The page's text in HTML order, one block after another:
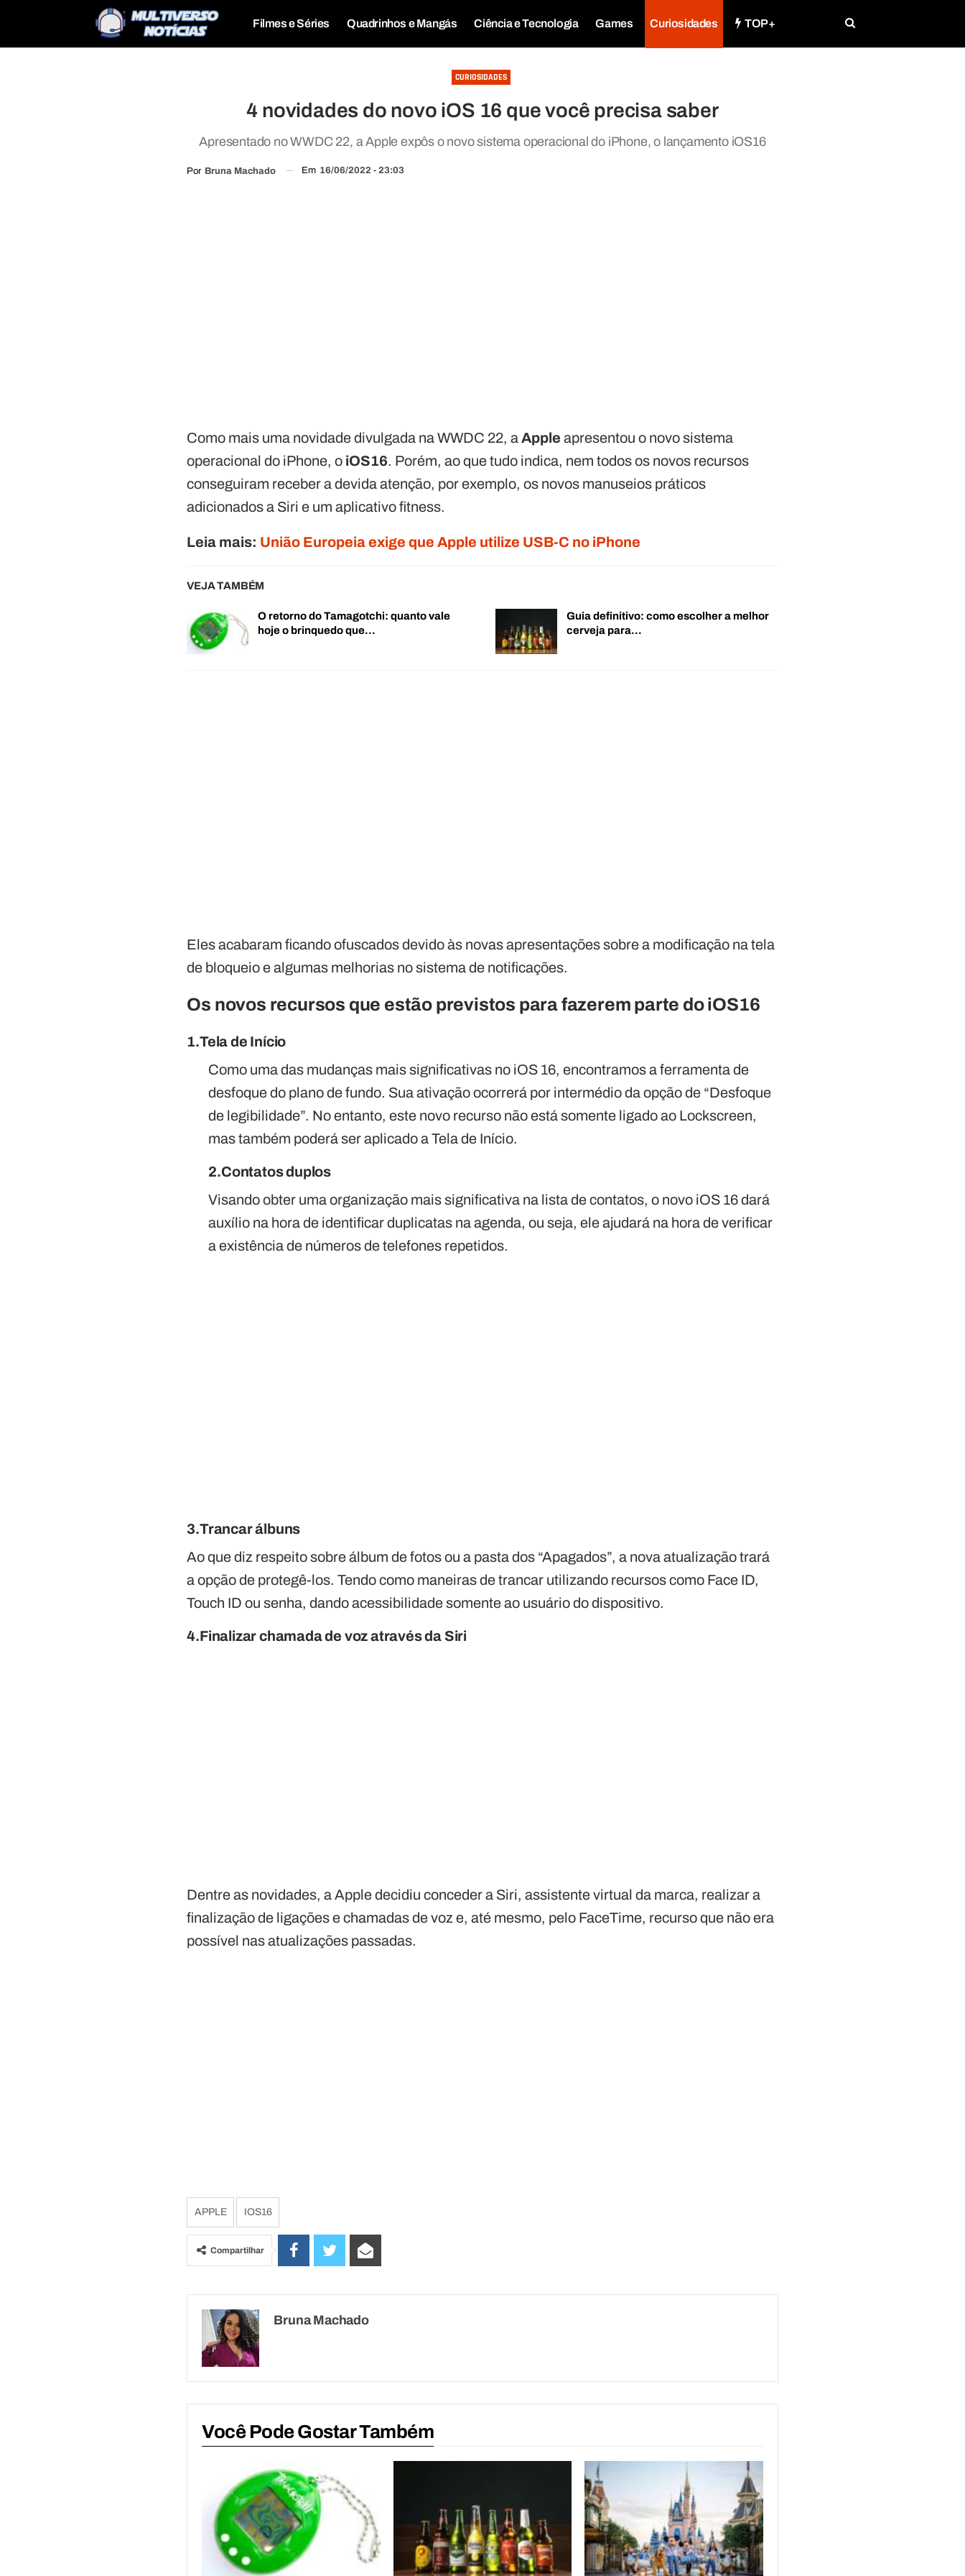
Filmes e Séries Quadrinhos e Mangás Ciência e Tecnologia Games Curiosidades TOP+
CURIOSIDADES
4 novidades do novo iOS 16 que você precisa saber
Apresentado no WWDC 22, a Apple expôs o novo sistema operacional do iPhone, o lançamento iOS16
Por Bruna Machado Em 16/06/2022 - 23:03
Como mais uma novidade divulgada na WWDC 22, aApple apresentou o novo sistema
operacional do iPhone, o iOS16. Porém, ao que tudo indica, nem todos os novos recursos
conseguiram receber a devida atenção, por exemplo, os novos manuseios práticos
adicionados a Siri e um aplicativo fitness.
Leia mais: União Europeia exige que Apple utilize USB-C no iPhone
VEJA TAMBÉM
O retorno do Tamagotchi: quanto vale
hoje o brinquedo que…
Guia definitivo: como escolher a melhor
cerveja para…
Eles acabaram ficando ofuscados devido às novas apresentações sobre a modificação na tela
de bloqueio e algumas melhorias no sistema de notificações.
Os novos recursos que estão previstos para fazerem parte do iOS16
1.Tela de Início
Como uma das mudanças mais significativas no iOS 16, encontramos a ferramenta de
desfoque do plano de fundo. Sua ativação ocorrerá por intermédio da opção de “Desfoque
de legibilidade”. No entanto, este novo recurso não está somente ligado ao Lockscreen,
mas também poderá ser aplicado a Tela de Início.
2.Contatos duplos
Visando obter uma organização mais significativa na lista de contatos, o novo iOS 16 dará
auxílio na hora de identificar duplicatas na agenda, ou seja, ele ajudará na hora de verificar
a existência de números de telefones repetidos.
3.Trancar álbuns
Ao que diz respeito sobre álbum de fotos ou a pasta dos “Apagados”, a nova atualização trará
a opção de protegê-los. Tendo como maneiras de trancar utilizando recursos como Face ID,
Touch ID ou senha, dando acessibilidade somente ao usuário do dispositivo.
4.Finalizar chamada de voz através da Siri
Dentre as novidades, a Apple decidiu conceder a Siri, assistente virtual da marca, realizar a
finalização de ligações e chamadas de voz e, até mesmo, pelo FaceTime, recurso que não era
possível nas atualizações passadas.
APPLE IOS16
Compartilhar
Bruna Machado
Você Pode Gostar Também